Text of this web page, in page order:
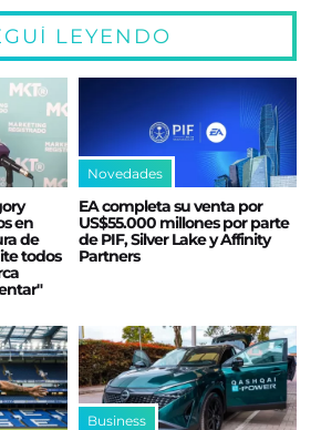
LEYENDO
en
de
todos
Novedades
EA completa su venta por
US$55.000 millones por parte
de PIF, Silver Lake y Affinity
Partners
Business